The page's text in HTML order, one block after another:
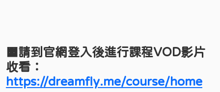
🟧 請到官網登入後進行課程VOD影片
收看：
https://dreamfly.me/course/home